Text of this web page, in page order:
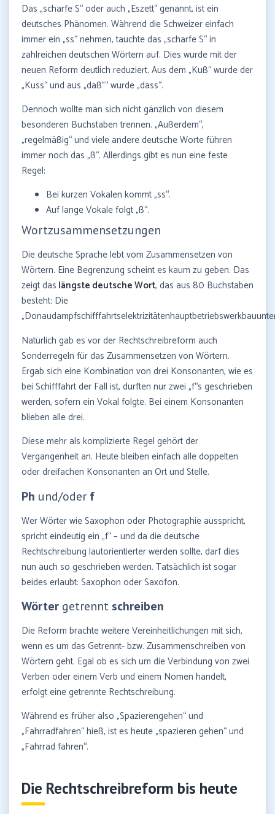
Das „scharfe S“ oder auch „Eszett“ genannt, ist ein
deutsches Phänomen. Während die Schweizer einfach
immer ein „ss“ nehmen, tauchte das „scharfe S“ in
zahlreichen deutschen Wörtern auf. Dies wurde mit der
neuen Reform deutlich reduziert. Aus dem „Kuß“ wurde der
„Kuss“ und aus „daß”“ wurde „dass“.
Dennoch wollte man sich nicht gänzlich von diesem
besonderen Buchstaben trennen. „Außerdem“,
„regelmäßig“ und viele andere deutsche Worte führen
immer noch das „ß“. Allerdings gibt es nun eine feste
Regel:
Bei kurzen Vokalen kommt „ss“.
Auf lange Vokale folgt „ß“.
Wortzusammensetzungen
Die deutsche Sprache lebt vom Zusammensetzen von
Wörtern. Eine Begrenzung scheint es kaum zu geben. Das
zeigt das längste deutsche Wort, das aus 80 Buchstaben
besteht: Die
Natürlich gab es vor der Rechtschreibreform auch
Sonderregeln für das Zusammensetzen von Wörtern.
Ergab sich eine Kombination von drei Konsonanten, wie es
bei Schifffahrt der Fall ist, durften nur zwei „f“s geschrieben
werden, sofern ein Vokal folgte. Bei einem Konsonanten
blieben alle drei.
Diese mehr als komplizierte Regel gehört der
Vergangenheit an. Heute bleiben einfach alle doppelten
oder dreifachen Konsonanten an Ort und Stelle.
Ph und/oder f
Wer Wörter wie Saxophon oder Photographie ausspricht,
spricht eindeutig ein „f“ – und da die deutsche
Rechtschreibung lautorientierter werden sollte, darf dies
nun auch so geschrieben werden. Tatsächlich ist sogar
beides erlaubt: Saxophon oder Saxofon.
Wörter getrennt schreiben
Die Reform brachte weitere Vereinheitlichungen mit sich,
wenn es um das Getrennt- bzw. Zusammenschreiben von
Wörtern geht. Egal ob es sich um die Verbindung von zwei
Verben oder einem Verb und einem Nomen handelt,
erfolgt eine getrennte Rechtschreibung.
Während es früher also „Spazierengehen“ und
„Fahrradfahren“ hieß, ist es heute „spazieren gehen“ und
„Fahrrad fahren“.
Die Rechtschreibreform bis heute